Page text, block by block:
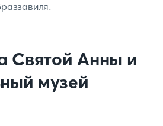
Святой Анны и
музей